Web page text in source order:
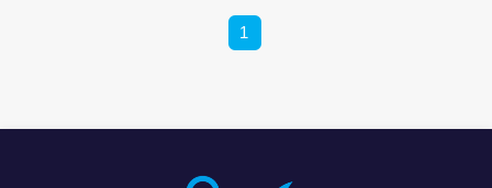
智慧，這些經典就與一般的書籍無異，不過是
法寶。因為自性本來清淨，本無動搖，本不生
《河南日報》指出，日前，「川川」與同園的
母虎發生爭執，結果不慎被對方「劃了一道鼻
1